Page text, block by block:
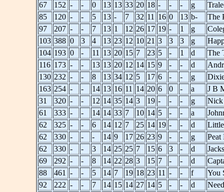
67
152 - - 0 13 13 33 20 18 - - - g
85
120 - - 5 13 - 7 32 11 16 0 13 b-
The
97
207 - - 7 13 1 12 26 17 19 - 1 g
103 388 0 3 4 13 23 12 10 21 3 3 3 g
104 193 0 - 11 13 20 15 7 23 5 - 1 d
The
116 173 - - 13 13 20 12 14 15 9 - - d
130 232 - - 8 13 34 12 5 17 6 - - g
163 254 - - 14 13 16 11 14 20 6 0 - a
J B
31
320 - - 12 14 35 14 3 19 - - - g
Nick
61
333 - - 14 14 33 7 10 14 5 - - a
62
325 - - 6 14 12 7 25 14 19 - - d
62
330 - - - 14 9 17 26 23 9 - - g
Peat
62
330 - - 3 14 25 25 7 15 6 3 - d
69
292 - - 8 14 22 28 3 15 7 - - d
88
461 - - 5 14 7 19 18 23 11 - - f
You
92
222 - - 7 14 15 14 27 14 5 - - d